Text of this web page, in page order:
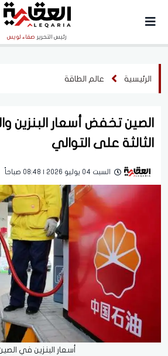
رئيس التحرير صفاء لويس
الرئيسية عالم الطاقة
الصين تخفض أسعار البنزين
الثالثة على التوالي
السبت 04 يوليو 2026 | 08:48 صباحاً
أسعار البنزين في